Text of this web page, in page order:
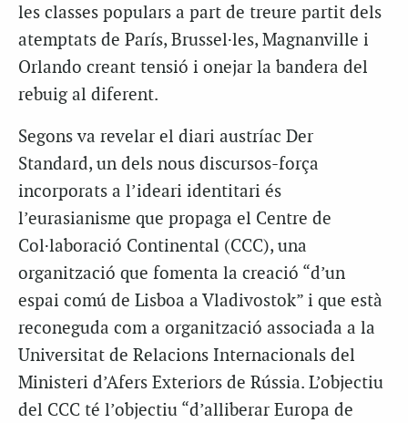
les classes populars a part de treure partit dels
atemptats de París, Brussel·les, Magnanville i
Orlando creant tensió i onejar la bandera del
rebuig al diferent.
Segons va revelar el diari austríac Der
Standard, un dels nous discursos-força
incorporats a l’ideari identitari és
l’eurasianisme que propaga el Centre de
Col·laboració Continental (CCC), una
organització que fomenta la creació “d’un
espai comú de Lisboa a Vladivostok” i que està
reconeguda com a organització associada a la
Universitat de Relacions Internacionals del
Ministeri d’Afers Exteriors de Rússia. L’objectiu
del CCC té l’objectiu “d’alliberar Europa de